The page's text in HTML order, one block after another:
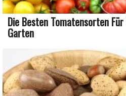
Die Besten Tomatensorten
Garten